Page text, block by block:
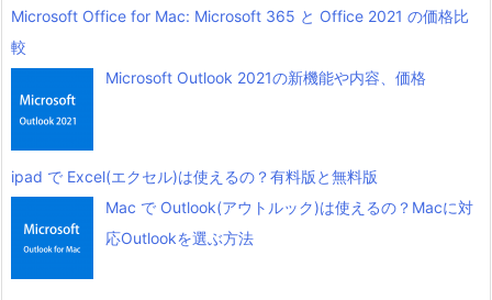
Microsoft Office for Mac: Microsoft 365 と Office 2021 の価格比
較
Microsoft Outlook 2021の新機能や内容、価格
ipad で Excel(エクセル)は使えるの？有料版と無料版
Mac で Outlook(アウトルック)は使えるの？Macに対
応Outlookを選ぶ方法